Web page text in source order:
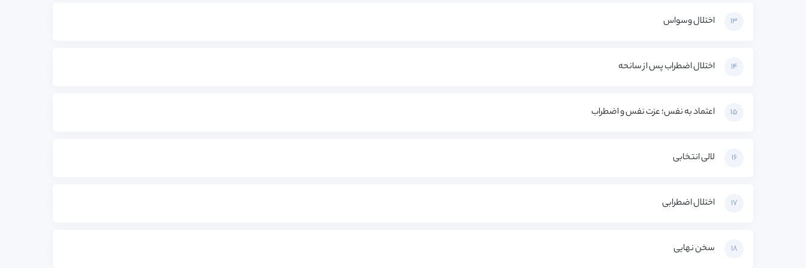
13 اختلال وسواس
14 اختلال اضطراب پس از سانحه
15 اعتماد به نفس؛ عزت نفس و اضطراب
16 لالی انتخابی
17 اختلال اضطرابی
18 سخن نهایی